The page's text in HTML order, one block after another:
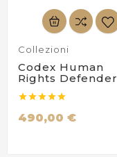
Collezioni
Codex Human
Rights Defender

490,00 €